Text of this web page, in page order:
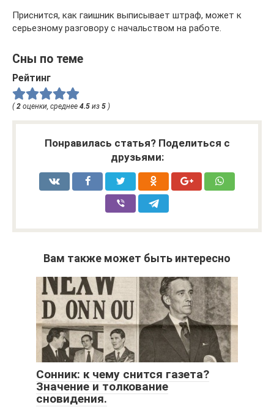
Приснится, как гаишник выписывает штраф, может к
серьезному разговору с начальством на работе.
Сны по теме
Рейтинг
( 2 оценки, среднее 4.5 из 5 )
Понравилась статья? Поделиться с
друзьями:
Вам также может быть интересно
Сонник: к чему снится газета?
Значение и толкование
сновидения.